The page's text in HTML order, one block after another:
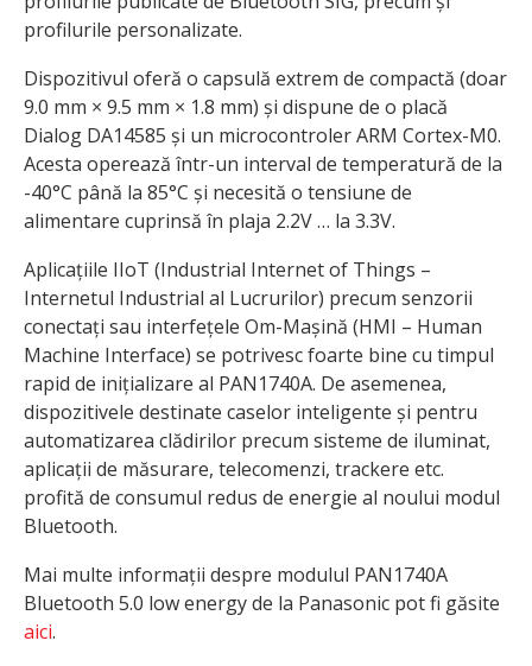
profilurile personalizate.
Dispozitivul oferă o capsulă extrem de compactă (doar
9.0 mm × 9.5 mm × 1.8 mm) și dispune de o placă
Dialog DA14585 și un microcontroler ARM Cortex-M0.
Acesta operează într-un interval de temperatură de la
-40°C până la 85°C și necesită o tensiune de
alimentare cuprinsă în plaja 2.2V … la 3.3V.
Aplicațiile IIoT (Industrial Internet of Things –
Internetul Industrial al Lucrurilor) precum senzorii
conectați sau interfețele Om-Mașină (HMI – Human
Machine Interface) se potrivesc foarte bine cu timpul
rapid de inițializare al PAN1740A. De asemenea,
dispozitivele destinate caselor inteligente și pentru
automatizarea clădirilor precum sisteme de iluminat,
aplicații de măsurare, telecomenzi, trackere etc.
profită de consumul redus de energie al noului modul
Bluetooth.
Mai multe informații despre modulul PAN1740A
Bluetooth 5.0 low energy de la Panasonic pot fi găsite
aici.